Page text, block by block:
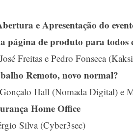
e Apresentação do
página de produto para todos
Freitas e Pedro Fonseca
Remoto, novo normal?
Hall (Nomada Digital) e
Home Office
Silva (Cyber3sec)